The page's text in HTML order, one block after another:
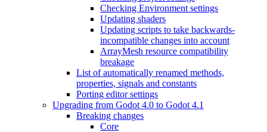
Checking Environment settings
Updating shaders
Updating scripts to take backwards-
incompatible changes into account
ArrayMesh resource compatibility
breakage
List of automatically renamed methods,
properties, signals and constants
Porting editor settings
Upgrading from Godot 4.0 to Godot 4.1
Breaking changes
Core